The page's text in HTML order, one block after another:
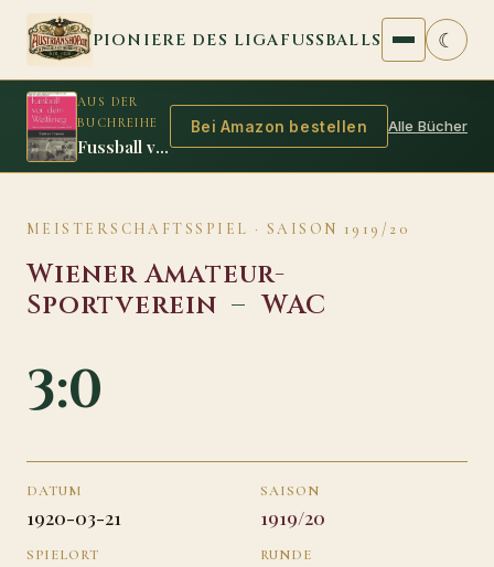
Zum Inhalt springen
PIONIERE DES LIGAFUSSBALLS ☾
AUS DER
BUCHREIHE
Fussball vor dem Weltkrieg
Bei Amazon bestellen Alle Bücher
MEISTERSCHAFTSSPIEL · SAISON 1919/20
Wiener Amateur-
Sportverein –WAC
3:0
DATUM
1920-03-21
SAISON
1919/20
SPIELORT RUNDE